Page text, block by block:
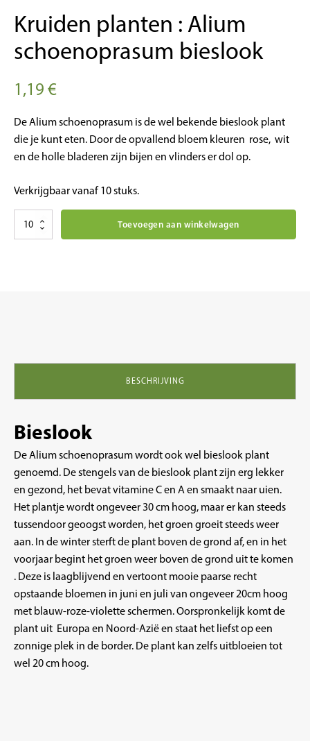
Kruiden planten : Alium
schoenoprasum bieslook
1,19 €
De Alium schoenoprasum is de wel bekende bieslook plant
die je kunt eten. Door de opvallend bloem kleuren rose, wit
en de holle bladeren zijn bijen en vlinders er dol op.
Verkrijgbaar vanaf 10 stuks.
Kruiden
Toevoegen aan winkelwagen
BESCHRIJVING
Bieslook
De Alium schoenoprasum wordt ook wel bieslook plant
genoemd. De stengels van de bieslook plant zijn erg lekker
en gezond, het bevat vitamine C en A en smaakt naar uien.
Het plantje wordt ongeveer 30 cm hoog, maar er kan steeds
tussendoor geoogst worden, het groen groeit steeds weer
aan. In de winter sterft de plant boven de grond af, en in het
voorjaar begint het groen weer boven de grond uit te komen
. Deze is laagblijvend en vertoont mooie paarse recht
opstaande bloemen in juni en juli van ongeveer 20cm hoog
met blauw-roze-violette schermen. Oorspronkelijk komt de
plant uit Europa en Noord-Azië en staat het liefst op een
zonnige plek in de border. De plant kan zelfs uitbloeien tot
wel 20 cm hoog.